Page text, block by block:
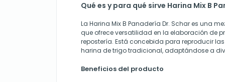
Qué es y para qué sirve Harina Mix B
La Harina Mix B Panadería Dr. Schar es una
que ofrece versatilidad en la elaboración de
repostería. Está concebida para reproducir
harina de trigo tradicional, adaptándose a
Beneficios del producto